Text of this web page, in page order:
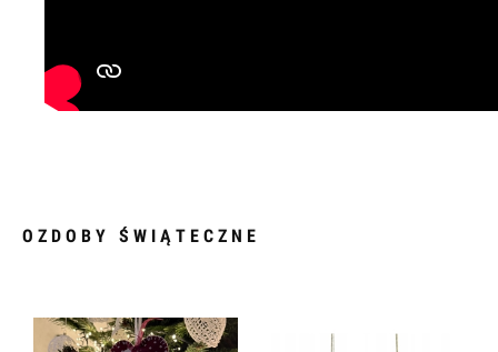
OZDOBY ŚWIĄTECZNE